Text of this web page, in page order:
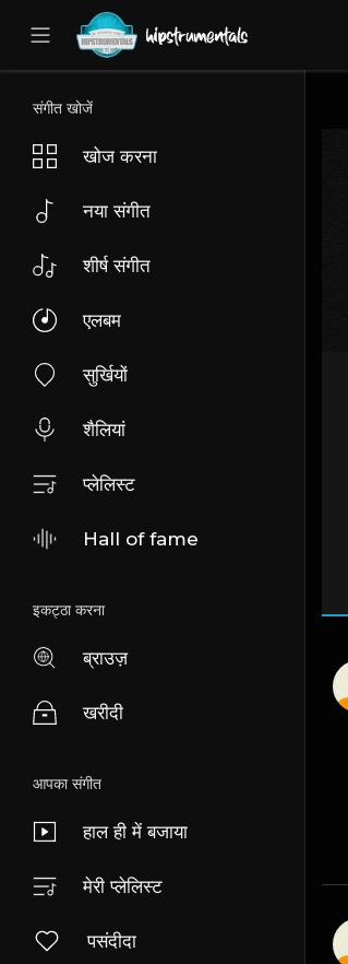
UA-36237165-1
संगीत खोजें
खोज करना
नया संगीत
शीर्ष संगीत
एलबम
सुर्खियों
शैलियां
प्लेलिस्ट
Hall of fame
इकट्ठा करना
ब्राउज़
खरीदी
आपका संगीत
हाल ही में बजाया
मेरी प्लेलिस्ट
पसंदीदा